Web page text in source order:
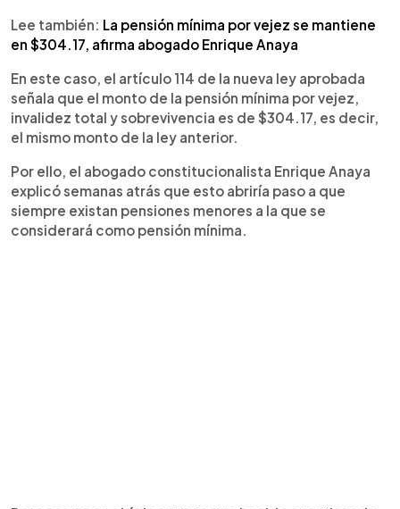
Lee también: La pensión mínima por vejez se mantiene
en $304.17, afirma abogado Enrique Anaya
En este caso, el artículo 114 de la nueva ley aprobada
señala que el monto de la pensión mínima por vejez,
invalidez total y sobrevivencia es de $304.17, es decir,
el mismo monto de la ley anterior.
Por ello, el abogado constitucionalista Enrique Anaya
explicó semanas atrás que esto abriría paso a que
siempre existan pensiones menores a la que se
considerará como pensión mínima.